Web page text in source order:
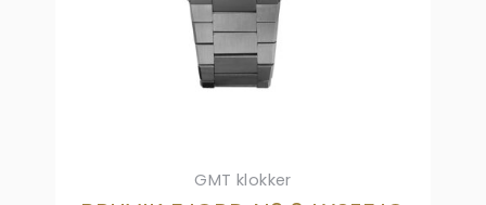
GMT klokker